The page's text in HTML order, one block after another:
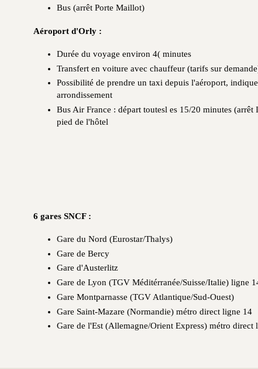
Bus (arrêt Porte Maillot)
Aéroport d'Orly :
Durée du voyage environ 4( minutes
Transfert en voiture avec chauffeur (tarifs sur
Possibilité de prendre un taxi depuis l'aéroport,
arrondissement
Bus Air France : départ toutesl es 15/20 minutes
pied de l'hôtel
6 gares SNCF :
Gare du Nord (Eurostar/Thalys)
Gare de Bercy
Gare d'Austerlitz
Gare de Lyon (TGV Méditérranée/Suisse/Italie) ligne
Gare Montparnasse (TGV Atlantique/Sud-Ouest)
Gare Saint-Mazare (Normandie) métro direct ligne 14
Gare de l'Est (Allemagne/Orient Express) métro direct